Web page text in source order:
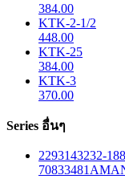
384.00
KTK-2-1/2
448.00
KTK-25
384.00
KTK-3
370.00
Series อื่นๆ
2293143232-188
70833481 AM